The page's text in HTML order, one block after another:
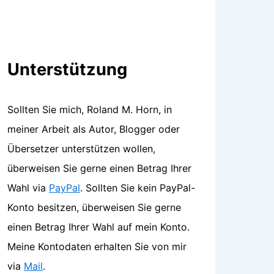
Unterstützung
Sollten Sie mich, Roland M. Horn, in
meiner Arbeit als Autor, Blogger oder
Übersetzer unterstützen wollen,
überweisen Sie gerne einen Betrag Ihrer
Wahl via PayPal. Sollten Sie kein PayPal-
Konto besitzen, überweisen Sie gerne
einen Betrag Ihrer Wahl auf mein Konto.
Meine Kontodaten erhalten Sie von mir
via Mail.